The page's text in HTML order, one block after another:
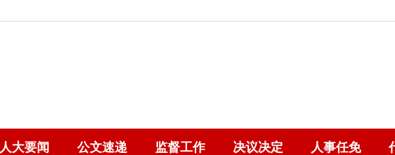
人大要闻 公文速递 监督工作 决议决定 人事任免